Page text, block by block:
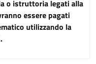
o istruttoria legati alla
essere pagati
utilizzando la